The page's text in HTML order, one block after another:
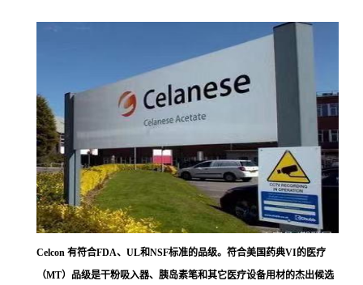
Celcon 有符合FDA、UL和NSF标准的品级。符合美国药典VI的医疗
（MT）品级是干粉吸入器、胰岛素笔和其它医疗设备用材的杰出候选